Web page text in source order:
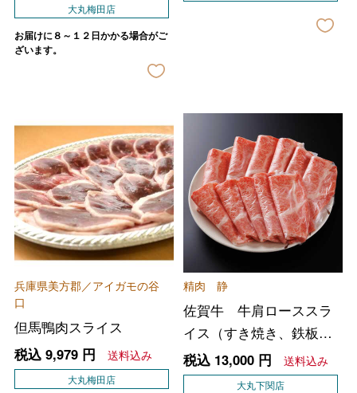
大丸梅田店
お届けに８～１２日かかる場合がご
ざいます。
兵庫県美方郡／アイガモの谷
口
但馬鴨肉スライス
税込 9,979円 送料込み
大丸梅田店
精肉 静
佐賀牛 牛肩ローススラ
イス（すき焼き、鉄板焼
き用）
税込 13,000円 送料込み
大丸下関店